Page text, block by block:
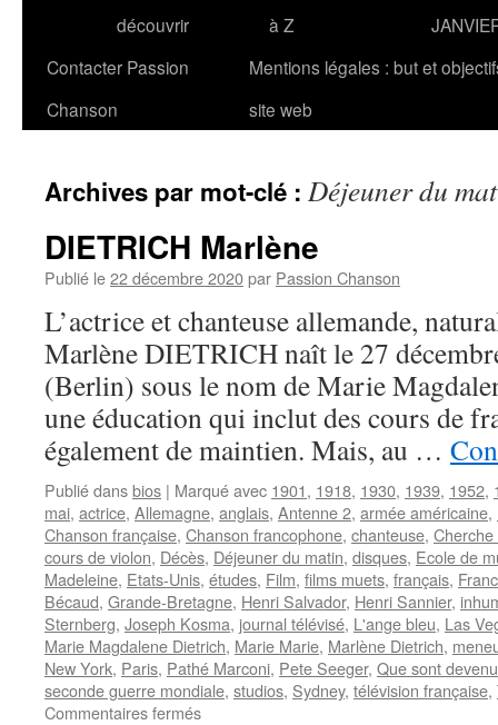
découvrir
à Z
Contacter Passion
Chanson
Mentions légales : but et
site web
Archives par mot-clé : Déjeuner du
DIETRICH Marlène
Publié le22 décembre 2020par Passion Chanson
L’actrice et chanteuse allemande,
Marlène DIETRICH naît le 27
(Berlin) sous le nom de Marie
une éducation qui inclut des cours de
également de maintien. Mais, au …
Publié dansbios | Marqué avec 1901, 1918, 1930, 1939, 1952,
mai, actrice, Allemagne, anglais, Antenne 2, armée américaine,
Chanson française, Chanson francophone, chanteuse,
cours de violon, Décès, Déjeuner du matin, disques, Ecole de
Madeleine, Etats-Unis, études, Film, films muets, français,
Bécaud, Grande-Bretagne, Henri Salvador, Henri Sannier,
Sternberg, Joseph Kosma, journal télévisé, L'ange bleu, Las
Marie Magdalene Dietrich, Marie Marie, Marlène Dietrich,
New York, Paris, Pathé Marconi, Pete Seeger, Que sont
seconde guerre mondiale, studios, Sydney, télévision française,
Commentaires ferméssur